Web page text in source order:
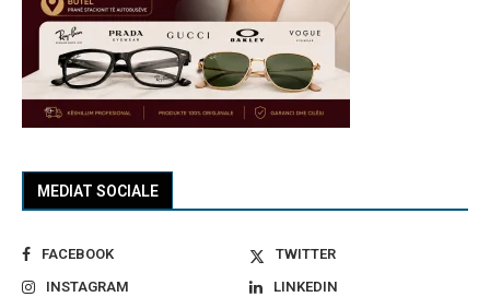
MEDIAT SOCIALE
FACEBOOK
TWITTER
INSTAGRAM
LINKEDIN